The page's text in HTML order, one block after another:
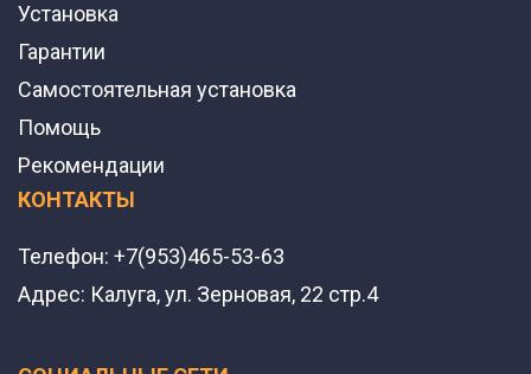
Установка
Гарантии
Самостоятельная установка
Помощь
Рекомендации
КОНТАКТЫ
Телефон: +7(953)465-53-63
Адрес: Калуга, ул. Зерновая, 22 стр.4